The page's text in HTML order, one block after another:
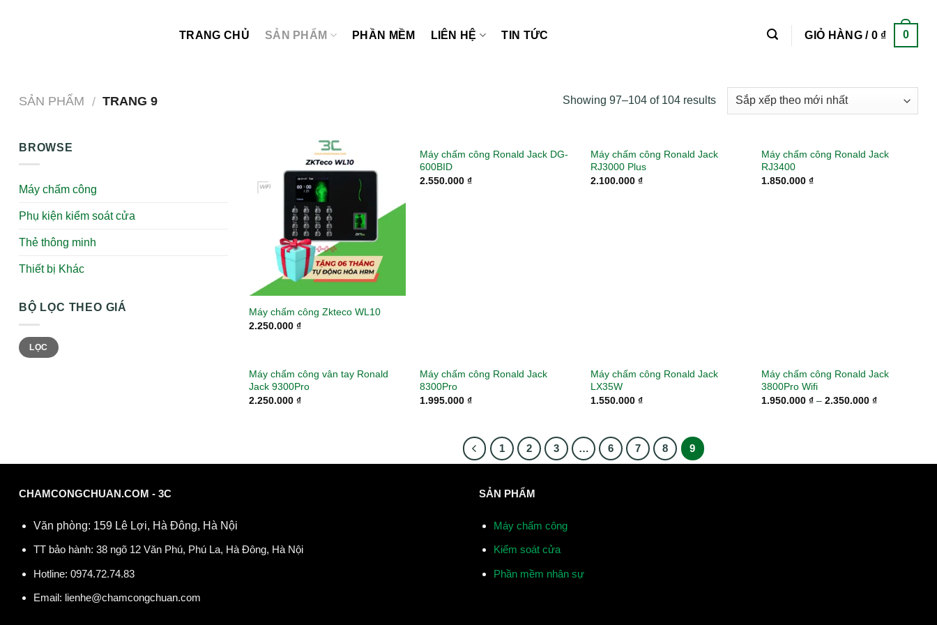
TRANG CHỦ SẢN PHẨM PHẦN MỀM LIÊN HỆ TIN TỨC GIỎ HÀNG / 0 ₫ 0
SẢN PHẨM / TRANG 9 Showing 97–104 of 104 results
BROWSE
Máy chấm công
Phụ kiện kiểm soát cửa
Thẻ thông minh
Thiết bị Khác
BỘ LỌC THEO GIÁ
Giá
tối
thiểu
Giá
tối
đa
LỌC
Máy chấm công Zkteco WL10
2.250.000 ₫
Máy chấm công Ronald Jack DG-
600BID
2.550.000 ₫
Máy chấm công Ronald Jack
RJ3000 Plus
2.100.000 ₫
Máy chấm công Ronald Jack
RJ3400
1.850.000 ₫
Máy chấm công vân tay Ronald
Jack 9300Pro
2.250.000 ₫
Máy chấm công Ronald Jack
8300Pro
1.995.000 ₫
Máy chấm công Ronald Jack
LX35W
1.550.000 ₫
Máy chấm công Ronald Jack
3800Pro Wifi
1.950.000 ₫ – 2.350.000 ₫Khoảng
1 2 3 … 6 7 8 9
CHAMCONGCHUAN.COM - 3C
Văn phòng: 159 Lê Lợi, Hà Đông, Hà Nội
TT bảo hành: 38 ngõ 12 Văn Phú, Phú La, Hà Đông, Hà Nội
Hotline: 0974.72.74.83
Email: lienhe@chamcongchuan.com
SẢN PHẨM
Máy chấm công
Kiểm soát cửa
Phần mềm nhân sự